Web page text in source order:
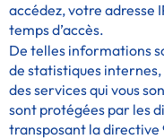
accédez, votre adresse
temps d’accès.
De telles informations
de statistiques
des services qui vous
sont protégées par les
transposant la directive